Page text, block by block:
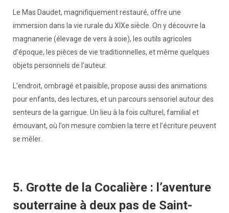
Le Mas Daudet, magnifiquement restauré, offre une
immersion dans la vie rurale du XIXe siècle. On y découvre la
magnanerie (élevage de vers à soie), les outils agricoles
d’époque, les pièces de vie traditionnelles, et même quelques
objets personnels de l’auteur.
L’endroit, ombragé et paisible, propose aussi des animations
pour enfants, des lectures, et un parcours sensoriel autour des
senteurs de la garrigue. Un lieu à la fois culturel, familial et
émouvant, où l’on mesure combien la terre et l’écriture peuvent
se mêler.
5. Grotte de la Cocalière : l’aventure
souterraine à deux pas de Saint-